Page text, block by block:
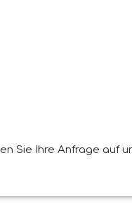
Sie Ihre Anfrage auf